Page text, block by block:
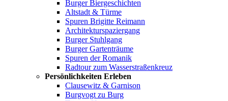
Burger Biergeschichten
Altstadt & Türme
Spuren Brigitte Reimann
Architekturspaziergang
Burger Stuhlgang
Burger Gartenträume
Spuren der Romanik
Radtour zum Wasserstraßenkreuz
Persönlichkeiten Erleben
Clausewitz & Garnison
Burgvogt zu Burg